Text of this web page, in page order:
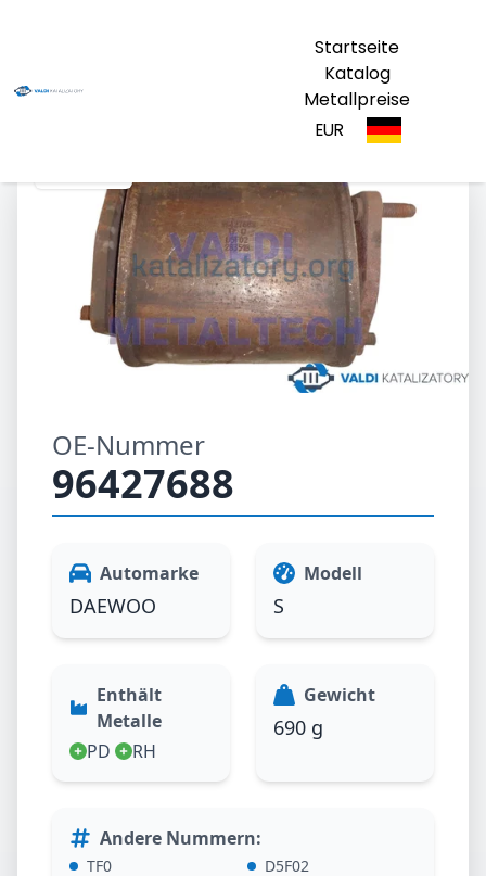
Startseite
Katalog
Metallpreise
EUR
OE-Nummer
96427688
Automarke
DAEWOO
Modell
S
Enthält
Metalle
PD
RH
Gewicht
690 g
Andere Nummern:
TF0
D5F02